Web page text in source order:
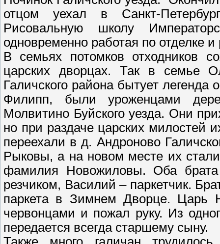
отцом уехал в Санкт-
Рисовальную школу
одновременно работая по отделке
В семьях потомков отходников
царских дворцах. Так в семье
Галичского района бытует
Филипп, были уроженцами
Молвитино Буйского уезда. Они
но при раздаче царских
переехали в д. Андроново
Рыковы, а на новом месте их
фамилия Новожиловы. Оба
резчиком, Василий – паркетчик.
паркета в Зимнем Дворце. Царь
червонцами и пожал руку. Из
передается всегда старшему сыну.